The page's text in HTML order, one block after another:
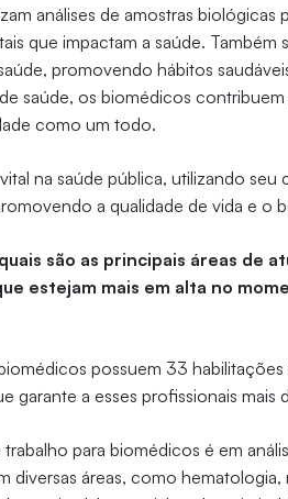
análises de amostras biológicas
que impactam a saúde. Também
promovendo hábitos
saúde, os biomédicos contribuem
como um todo.
na saúde pública, utilizando
a qualidade de vida e o
são as principais áreas de
estejam mais em alta no
possuem 33
garante a esses profissionais
para biomédicos é em
diversas áreas, como